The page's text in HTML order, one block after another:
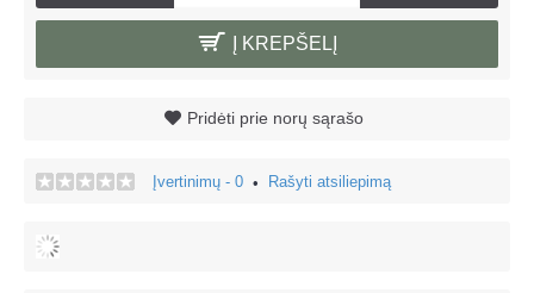
Į KREPŠELĮ
Pridėti prie norų sąrašo
Įvertinimų - 0 • Rašyti atsiliepimą